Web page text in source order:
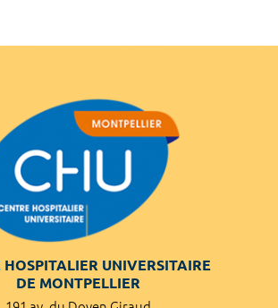
HOSPITALIER UNIVERSITAIRE
DE MONTPELLIER